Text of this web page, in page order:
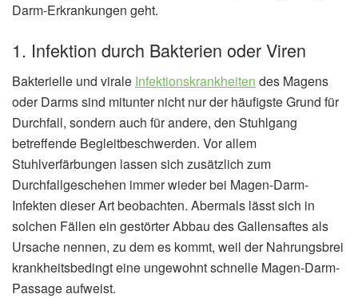
Darm-Erkrankungen geht.
1. Infektion durch Bakterien oder Viren
Bakterielle und virale Infektionskrankheiten des Magens
oder Darms sind mitunter nicht nur der häufigste Grund für
Durchfall, sondern auch für andere, den Stuhlgang
betreffende Begleitbeschwerden. Vor allem
Stuhlverfärbungen lassen sich zusätzlich zum
Durchfallgeschehen immer wieder bei Magen-Darm-
Infekten dieser Art beobachten. Abermals lässt sich in
solchen Fällen ein gestörter Abbau des Gallensaftes als
Ursache nennen, zu dem es kommt, weil der Nahrungsbrei
krankheitsbedingt eine ungewohnt schnelle Magen-Darm-
Passage aufweist.